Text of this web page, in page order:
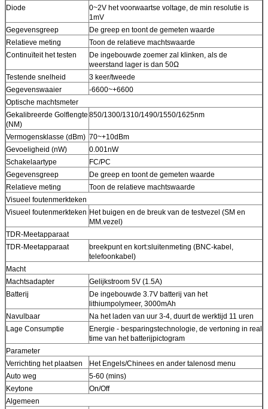
Diode
0~2V het voorwaartse voltage, de min resolutie is
1mV
Gegevensgreep
De greep en toont de gemeten waarde
Relatieve meting
Toon de relatieve machtswaarde
Continuïteit het testen
De ingebouwde zoemer zal klinken, als de
weerstand lager is dan 50Ω
Testende snelheid
3 keer/tweede
Gegevenswaaier
-6600~+6600
Optische machtsmeter
Gekalibreerde Golflengte
(NM)
850/1300/1310/1490/1550/1625nm
Vermogensklasse (dBm) 70~+10dBm
Gevoeligheid (nW)
0.001nW
Schakelaartype
FC/PC
Gegevensgreep
De greep en toont de gemeten waarde
Relatieve meting
Toon de relatieve machtswaarde
Visueel foutenmerkteken
Visueel foutenmerkteken Het buigen en de breuk van de testvezel (SM en
MM.vezel)
TDR-Meetapparaat
TDR-Meetapparaat
breekpunt en kort:sluitenmeting (BNC-kabel,
telefoonkabel)
Macht
Machtsadapter
Gelijkstroom 5V (1.5A)
Batterij
De ingebouwde 3.7V batterij van het
lithiumpolymeer, 3000mAh
Navulbaar
Na het laden van uur 3-4, duurt de werktijd 11 uren
Lage Consumptie
Energie - besparingstechnologie, de vertoning in real
time van het batterijpictogram
Parameter
Verrichting het plaatsen
Het Engels/Chinees en ander talenosd menu
Auto weg
5-60 (mins)
Keytone
On/Off
Algemeen